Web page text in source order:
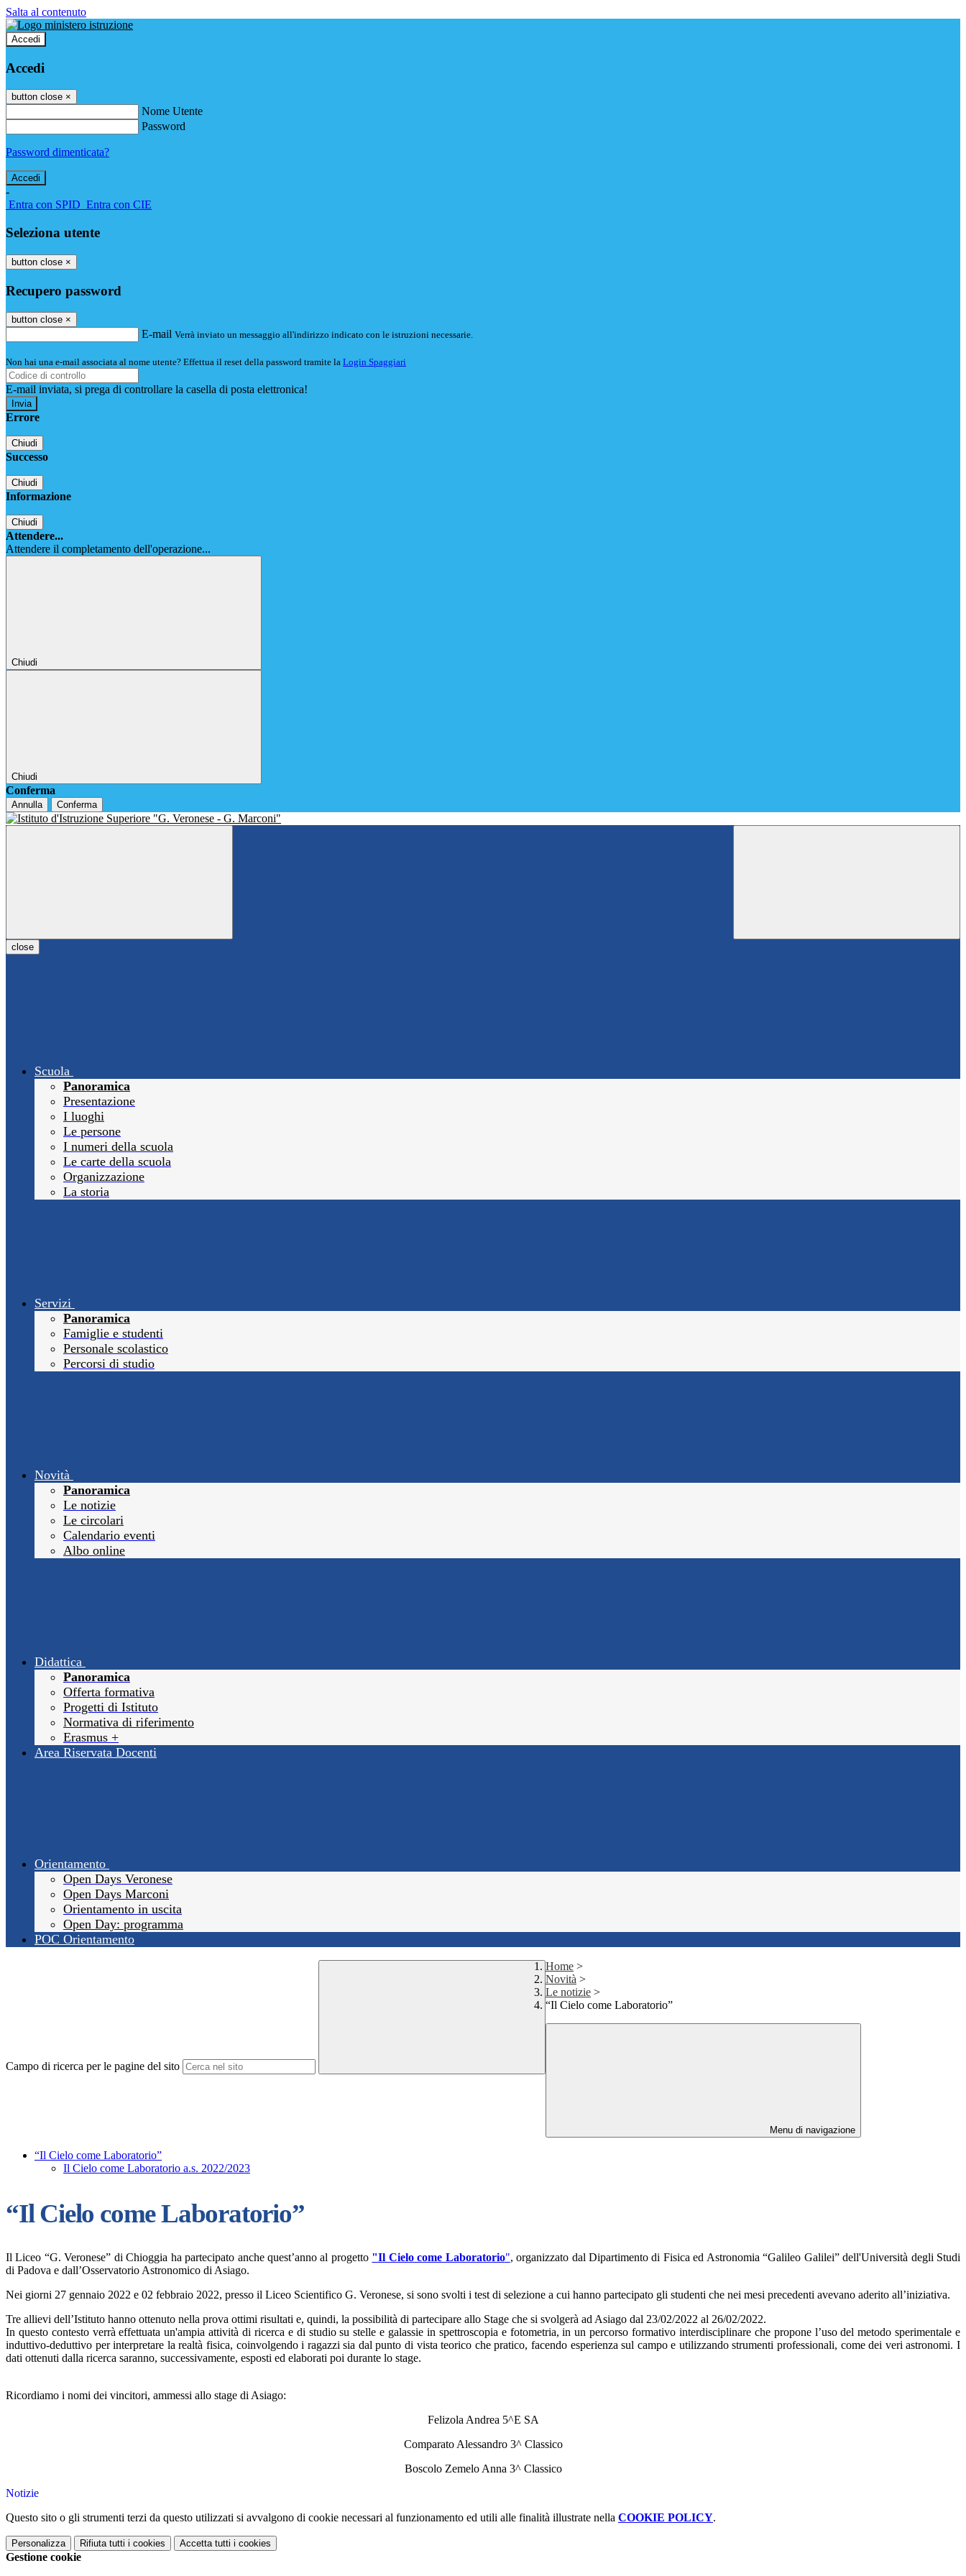
Salta al contenuto
Accedi
Accedi
button close ×
Nome Utente
Password
Password dimenticata?
-
Entra con SPID Entra con CIE
Seleziona utente
button close ×
Recupero password
button close ×
E-mail Verrà inviato un messaggio all'indirizzo indicato con le istruzioni necessarie.
Non hai una e-mail associata al nome utente? Effettua il reset della password tramite la Login Spaggiari
E-mail inviata, si prega di controllare la casella di posta elettronica!
Errore
Chiudi
Successo
Chiudi
Informazione
Chiudi
Attendere...
Attendere il completamento dell'operazione...
Chiudi
Chiudi
Conferma
Annulla Conferma
close
Scuola
Panoramica
Presentazione
I luoghi
Le persone
I numeri della scuola
Le carte della scuola
Organizzazione
La storia
Servizi
Panoramica
Famiglie e studenti
Personale scolastico
Percorsi di studio
Novità
Panoramica
Le notizie
Le circolari
Calendario eventi
Albo online
Didattica
Panoramica
Offerta formativa
Progetti di Istituto
Normativa di riferimento
Erasmus +
Area Riservata Docenti
Orientamento
Open Days Veronese
Open Days Marconi
Orientamento in uscita
Open Day: programma
POC Orientamento
Campo di ricerca per le pagine del sito
Home >
Novità >
Le notizie >
“Il Cielo come Laboratorio”
Menu di navigazione
“Il Cielo come Laboratorio”
Il Cielo come Laboratorio a.s. 2022/2023
“Il Cielo come Laboratorio”
Il Liceo “G. Veronese” di Chioggia ha partecipato anche quest’anno al progetto "Il Cielo come Laboratorio", organizzato dal Dipartimento di Fisica ed Astronomia “Galileo Galilei” dell'Università degli Studi
di Padova e dall’Osservatorio Astronomico di Asiago.
Nei giorni 27 gennaio 2022 e 02 febbraio 2022, presso il Liceo Scientifico G. Veronese, si sono svolti i test di selezione a cui hanno partecipato gli studenti che nei mesi precedenti avevano aderito all’iniziativa.
Tre allievi dell’Istituto hanno ottenuto nella prova ottimi risultati e, quindi, la possibilità di partecipare allo Stage che si svolgerà ad Asiago dal 23/02/2022 al 26/02/2022.
In questo contesto verrà effettuata un'ampia attività di ricerca e di studio su stelle e galassie in spettroscopia e fotometria, in un percorso formativo interdisciplinare che propone l’uso del metodo sperimentale e
induttivo-deduttivo per interpretare la realtà fisica, coinvolgendo i ragazzi sia dal punto di vista teorico che pratico, facendo esperienza sul campo e utilizzando strumenti professionali, come dei veri astronomi. I
dati ottenuti dalla ricerca saranno, successivamente, esposti ed elaborati poi durante lo stage.
Ricordiamo i nomi dei vincitori, ammessi allo stage di Asiago:
Felizola Andrea 5^E SA
Comparato Alessandro 3^ Classico
Boscolo Zemelo Anna 3^ Classico
Notizie
Questo sito o gli strumenti terzi da questo utilizzati si avvalgono di cookie necessari al funzionamento ed utili alle finalità illustrate nella COOKIE POLICY.
Personalizza Rifiuta tutti i cookies Accetta tutti i cookies
Gestione cookie